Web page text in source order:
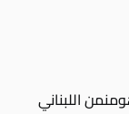
اللبناني